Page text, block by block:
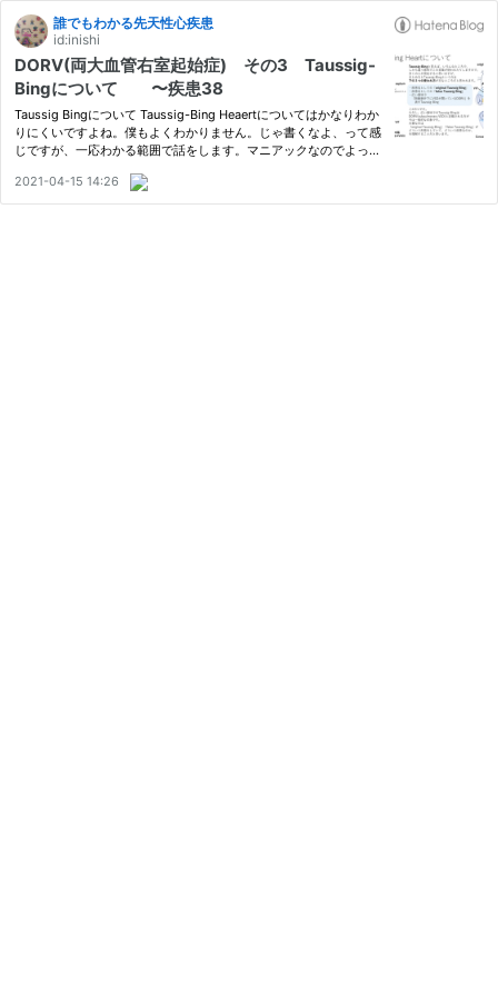
誰でもわかる先天性心疾患
id:inishi
DORV(両大血管右室起始症) その3 Taussig-
Bingについて 〜疾患38
Taussig Bingについて Taussig-Bing Heaertについてはかなりわか
りにくいですよね。僕もよくわかりません。じゃ書くなよ、って感
じですが、一応わかる範囲で話をします。マニアックなのでよっぽ
artには3つの意味があります。２つは疾患を詳細に示す「origina
l…
2021-04-15 14:26